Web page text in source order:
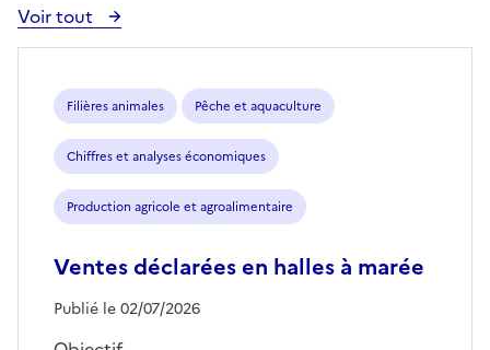
Voir tout
Voir
toutes
publications
Filières animales Pêche et aquaculture
Chiffres et analyses économiques
Production agricole et agroalimentaire
Ventes déclarées en halles à marée
Publié le 02/07/2026